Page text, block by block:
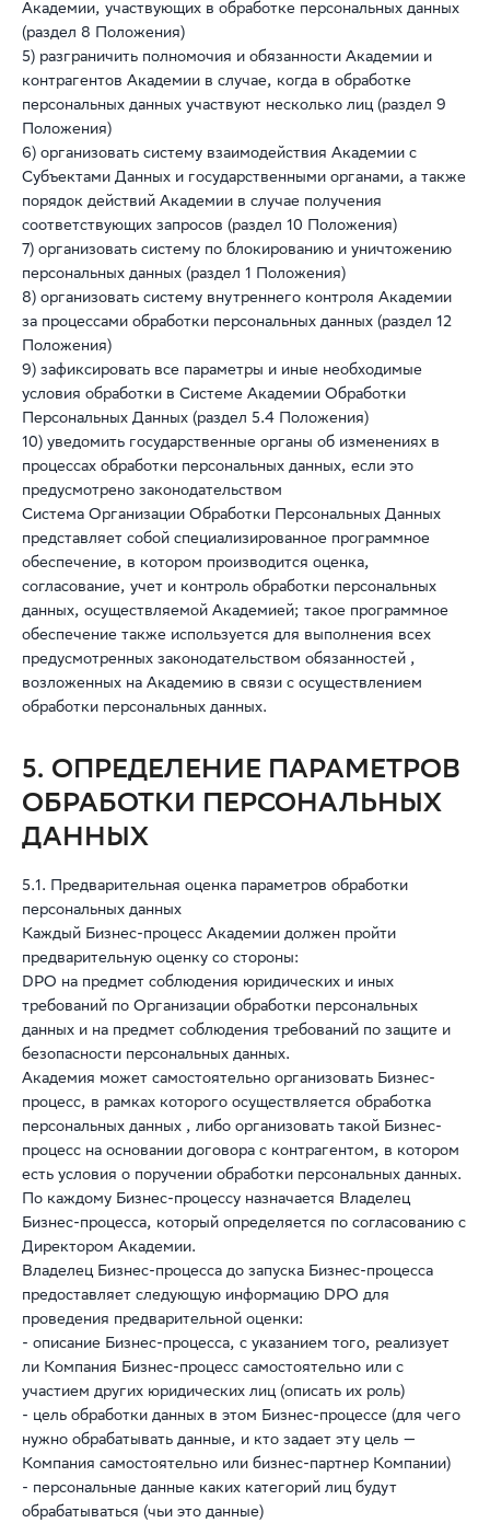
Академии, участвующих в обработке персональных данных
(раздел 8 Положения)
5) разграничить полномочия и обязанности Академии и
контрагентов Академии в случае, когда в обработке
персональных данных участвуют несколько лиц (раздел 9
Положения)
6) организовать систему взаимодействия Академии с
Субъектами Данных и государственными органами, а также
порядок действий Академии в случае получения
соответствующих запросов (раздел 10 Положения)
7) организовать систему по блокированию и уничтожению
персональных данных (раздел 1 Положения)
8) организовать систему внутреннего контроля Академии
за процессами обработки персональных данных (раздел 12
Положения)
9) зафиксировать все параметры и иные необходимые
условия обработки в Системе Академии Обработки
Персональных Данных (раздел 5.4 Положения)
10) уведомить государственные органы об изменениях в
процессах обработки персональных данных, если это
предусмотрено законодательством
Система Организации Обработки Персональных Данных
представляет собой специализированное программное
обеспечение, в котором производится оценка,
согласование, учет и контроль обработки персональных
данных, осуществляемой Академией; такое программное
обеспечение также используется для выполнения всех
предусмотренных законодательством обязанностей ,
возложенных на Академию в связи с осуществлением
обработки персональных данных.
5. ОПРЕДЕЛЕНИЕ ПАРАМЕТРОВ
ОБРАБОТКИ ПЕРСОНАЛЬНЫХ
ДАННЫХ
5.1. Предварительная оценка параметров обработки
персональных данных
Каждый Бизнес-процесс Академии должен пройти
предварительную оценку со стороны:
DPO на предмет соблюдения юридических и иных
требований по Организации обработки персональных
данных и на предмет соблюдения требований по защите и
безопасности персональных данных.
Академия может самостоятельно организовать Бизнес-
процесс, в рамках которого осуществляется обработка
персональных данных , либо организовать такой Бизнес-
процесс на основании договора с контрагентом, в котором
есть условия о поручении обработки персональных данных.
По каждому Бизнес-процессу назначается Владелец
Бизнес-процесса, который определяется по согласованию с
Директором Академии.
Владелец Бизнес-процесса до запуска Бизнес-процесса
предоставляет следующую информацию DPO для
проведения предварительной оценки:
- описание Бизнес-процесса, с указанием того, реализует
ли Компания Бизнес-процесс самостоятельно или с
участием других юридических лиц (описать их роль)
- цель обработки данных в этом Бизнес-процессе (для чего
нужно обрабатывать данные, и кто задает эту цель —
Компания самостоятельно или бизнес-партнер Компании)
- персональные данные каких категорий лиц будут
обрабатываться (чьи это данные)